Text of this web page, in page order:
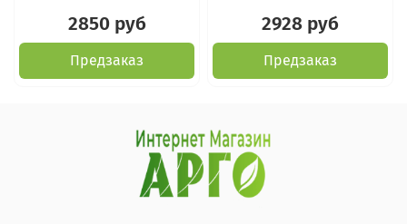
2850 руб
Предзаказ
2928 руб
Предзаказ